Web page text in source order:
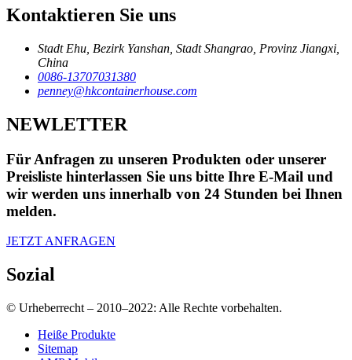
Kontaktieren Sie uns
Stadt Ehu, Bezirk Yanshan, Stadt Shangrao, Provinz Jiangxi,
China
0086-13707031380
penney@hkcontainerhouse.com
NEWLETTER
Für Anfragen zu unseren Produkten oder unserer
Preisliste hinterlassen Sie uns bitte Ihre E-Mail und
wir werden uns innerhalb von 24 Stunden bei Ihnen
melden.
JETZT ANFRAGEN
Sozial
© Urheberrecht – 2010–2022: Alle Rechte vorbehalten.
Heiße Produkte
Sitemap